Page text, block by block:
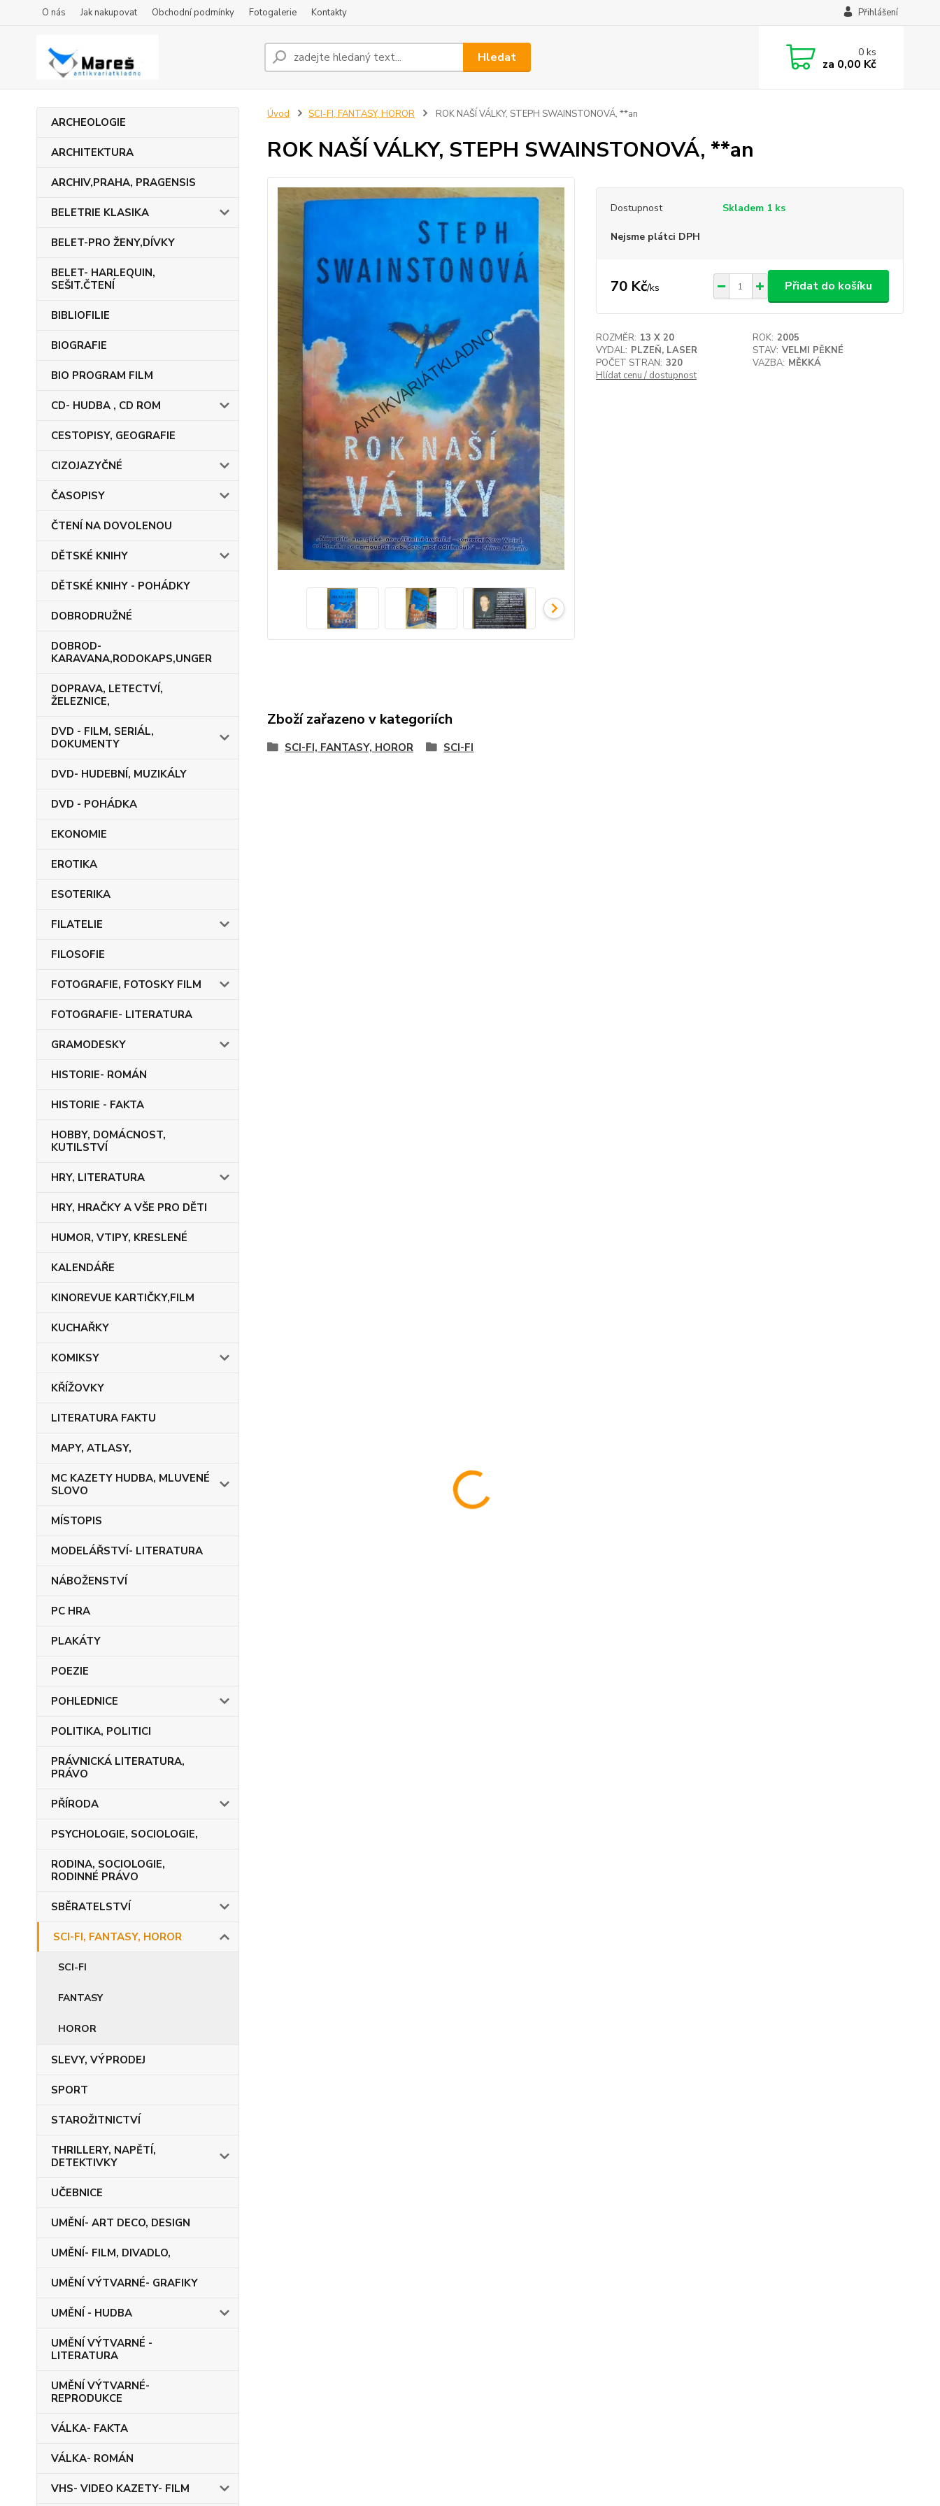
O nás Jak nakupovat Obchodní podmínky Fotogalerie Kontakty Přihlášení
Hledat 0ks
za 0,00 Kč
ARCHEOLOGIE
ARCHITEKTURA
ARCHIV,PRAHA, PRAGENSIS
BELETRIE KLASIKA
BELET-PRO ŽENY,DÍVKY
BELET- HARLEQUIN,
SEŠIT.ČTENÍ
BIBLIOFILIE
BIOGRAFIE
BIO PROGRAM FILM
CD- HUDBA , CD ROM
CESTOPISY, GEOGRAFIE
CIZOJAZYČNÉ
ČASOPISY
ČTENÍ NA DOVOLENOU
DĚTSKÉ KNIHY
DĚTSKÉ KNIHY - POHÁDKY
DOBRODRUŽNÉ
DOBROD-
KARAVANA,RODOKAPS,UNGER
DOPRAVA, LETECTVÍ,
ŽELEZNICE,
DVD - FILM, SERIÁL,
DOKUMENTY
DVD- HUDEBNÍ, MUZIKÁLY
DVD - POHÁDKA
EKONOMIE
EROTIKA
ESOTERIKA
FILATELIE
FILOSOFIE
FOTOGRAFIE, FOTOSKY FILM
FOTOGRAFIE- LITERATURA
GRAMODESKY
HISTORIE- ROMÁN
HISTORIE - FAKTA
HOBBY, DOMÁCNOST,
KUTILSTVÍ
HRY, LITERATURA
HRY, HRAČKY A VŠE PRO DĚTI
HUMOR, VTIPY, KRESLENÉ
KALENDÁŘE
KINOREVUE KARTIČKY,FILM
KUCHAŘKY
KOMIKSY
KŘÍŽOVKY
LITERATURA FAKTU
MAPY, ATLASY,
MC KAZETY HUDBA, MLUVENÉ
SLOVO
MÍSTOPIS
MODELÁŘSTVÍ- LITERATURA
NÁBOŽENSTVÍ
PC HRA
PLAKÁTY
POEZIE
POHLEDNICE
POLITIKA, POLITICI
PRÁVNICKÁ LITERATURA,
PRÁVO
PŘÍRODA
PSYCHOLOGIE, SOCIOLOGIE,
RODINA, SOCIOLOGIE,
RODINNÉ PRÁVO
SBĚRATELSTVÍ
SCI-FI, FANTASY, HOROR
SCI-FI
FANTASY
HOROR
SLEVY, VÝPRODEJ
SPORT
STAROŽITNICTVÍ
THRILLERY, NAPĚTÍ,
DETEKTIVKY
UČEBNICE
UMĚNÍ- ART DECO, DESIGN
UMĚNÍ- FILM, DIVADLO,
UMĚNÍ VÝTVARNÉ- GRAFIKY
UMĚNÍ - HUDBA
UMĚNÍ VÝTVARNÉ -
LITERATURA
UMĚNÍ VÝTVARNÉ-
REPRODUKCE
VÁLKA- FAKTA
VÁLKA- ROMÁN
VHS- VIDEO KAZETY- FILM
Úvod SCI-FI, FANTASY, HOROR ROK NAŠÍ VÁLKY, STEPH SWAINSTONOVÁ, **an
ROK NAŠÍ VÁLKY, STEPH SWAINSTONOVÁ, **an
Dostupnost Skladem 1 ks
Nejsme plátci DPH
70 Kč/ks Přidat do košíku
ROZMĚR: 13 X 20 ROK: 2005
VYDAL: PLZEŇ, LASER STAV: VELMI PĚKNÉ
POČET STRAN: 320 VAZBA: MĚKKÁ
Hlídat cenu / dostupnost
Zboží zařazeno v kategoriích
SCI-FI, FANTASY, HOROR SCI-FI